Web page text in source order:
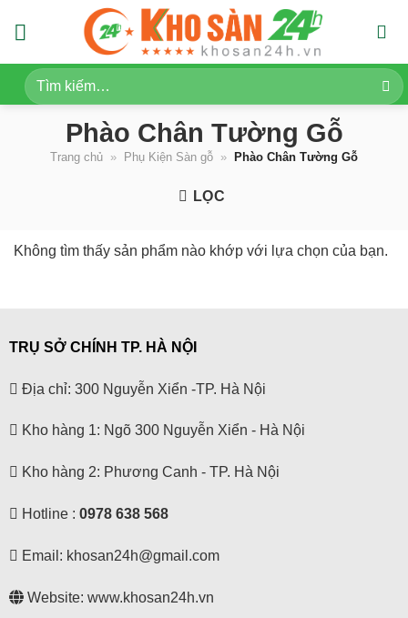
Tìm
kiếm:
Phào Chân Tường Gỗ
Trang chủ » Phụ Kiện Sàn gỗ » Phào Chân Tường Gỗ
LỌC
Không tìm thấy sản phẩm nào khớp với lựa chọn của bạn.
TRỤ SỞ CHÍNH TP. HÀ NỘI
Địa chỉ: 300 Nguyễn Xiển -TP. Hà Nội
Kho hàng 1: Ngõ 300 Nguyễn Xiển - Hà Nội
Kho hàng 2: Phương Canh - TP. Hà Nội
Hotline : 0978 638 568
Email: khosan24h@gmail.com
Website: www.khosan24h.vn